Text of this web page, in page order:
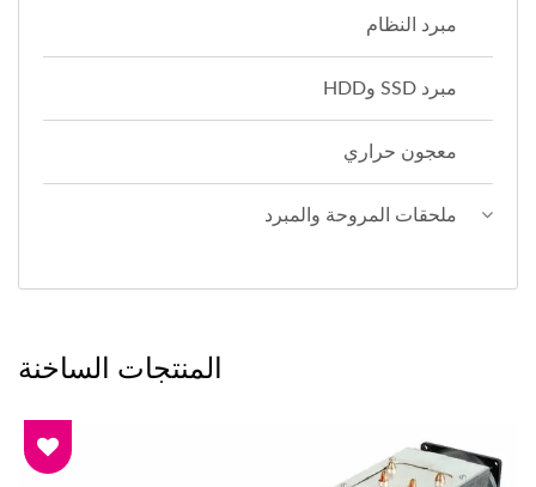
مبرد النظام
مبرد SSD وHDD
معجون حراري
ملحقات المروحة والمبرد
المنتجات الساخنة